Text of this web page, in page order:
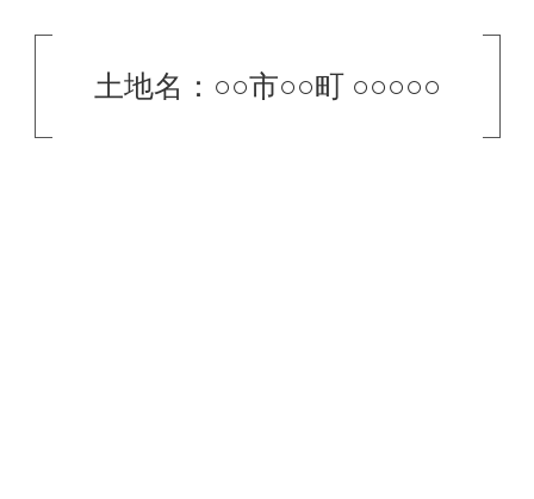
土地名：○○市○○町 ○○○○○